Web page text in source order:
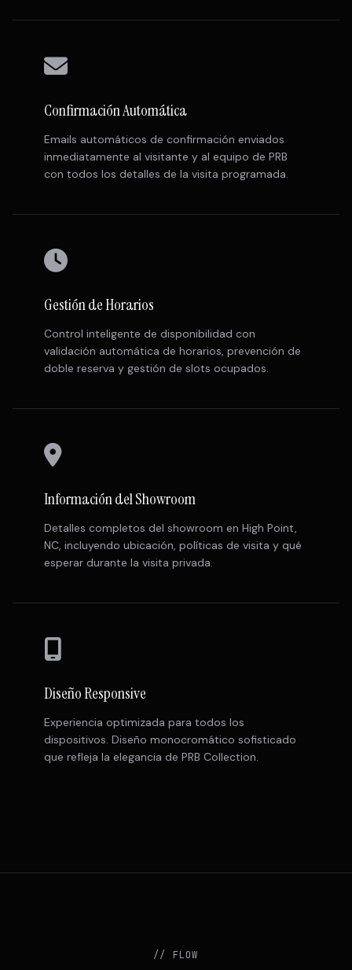
Confirmación Automática
Emails automáticos de confirmación enviados
inmediatamente al visitante y al equipo de PRB
con todos los detalles de la visita programada.
Gestión de Horarios
Control inteligente de disponibilidad con
validación automática de horarios, prevención de
doble reserva y gestión de slots ocupados.
Información del Showroom
Detalles completos del showroom en High Point,
NC, incluyendo ubicación, políticas de visita y qué
esperar durante la visita privada.
Diseño Responsive
Experiencia optimizada para todos los
dispositivos. Diseño monocromático sofisticado
que refleja la elegancia de PRB Collection.
// FLOW